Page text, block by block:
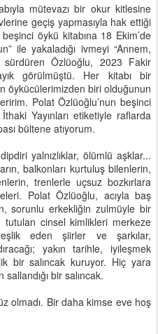
mütevazı bir okur kitlesine
geçiş yapmasıyla hak ettiği
öykü kitabına 18 Ekim’de
ile yakaladığı ivmeyi “Annem,
Özlüoğlu, 2023 Fakir
görülmüştü. Her kitabı bir
öykücülerimizden biri olduğunun
Polat Özlüoğlu’nun beşinci
Yayınları etiketiyle raflarda
bültene atıyorum.
yalnızlıklar, ölümlü aşklar...
balkonları kurtuluş bilenlerin,
trenlerle uçsuz bozkırlara
Polat Özlüoğlu, acıyla baş
sorunlu erkekliğin zulmüyle bir
tutulan cinsel kimlikleri merkeze
eden şiirler ve şarkılar,
yakın tarihle, iyileşmek
bir salıncak kuruyor. Hiç yara
bir salıncak.
olmadı. Bir daha kimse eve hoş